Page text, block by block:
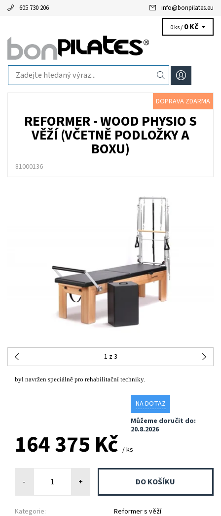
605 730 206 info@bonpilates.eu
0 ks / 0 Kč
DOPRAVA ZDARMA
REFORMER - WOOD PHYSIO S
VĚŽÍ (VČETNĚ PODLOŽKY A
BOXU)
81000136
1 z 3
byl navržen speciálně pro rehabilitační techniky.
NA DOTAZ
Můžeme doručit do:
20.8.2026
164 375 Kč / ks
- +
Kategorie:
Reformer s věží